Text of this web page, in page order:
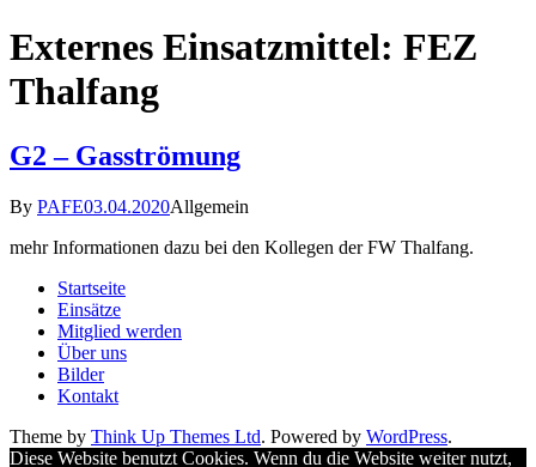
Externes Einsatzmittel: FEZ
Thalfang
G2 – Gasströmung
By PAFE03.04.2020Allgemein
mehr Informationen dazu bei den Kollegen der FW Thalfang.
Startseite
Einsätze
Mitglied werden
Über uns
Bilder
Kontakt
Theme by Think Up Themes Ltd. Powered by WordPress.
Diese Website benutzt Cookies. Wenn du die Website weiter nutzt,